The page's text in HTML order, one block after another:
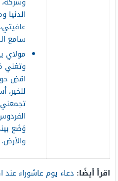
الدنيا
سامع
مولاي
وتغني
اقضِ
للخير،
وَضَع
والأرض.
اقرأ أيضًا: دعاء يوم عاشوراء